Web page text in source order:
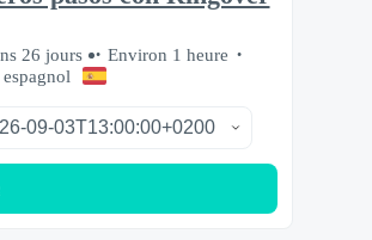
26 jours
Environ 1 heure